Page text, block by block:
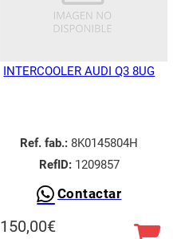
INTERCOOLER AUDI Q3 8UG
Ref. fab.: 8K0145804H
RefID:1209857
Contactar
150,00€